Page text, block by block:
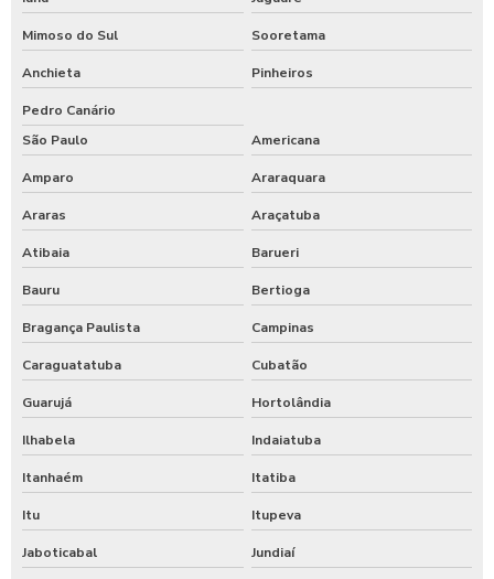
Mimoso do Sul Sooretama
Anchieta Pinheiros
Pedro Canário
São Paulo
Americana
Amparo Araraquara
Araras Araçatuba
Atibaia Barueri
Bauru Bertioga
Bragança Paulista Campinas
Caraguatatuba Cubatão
Guarujá Hortolândia
Ilhabela Indaiatuba
Itanhaém Itatiba
Itu Itupeva
Jaboticabal Jundiaí